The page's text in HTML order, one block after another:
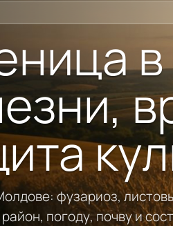
фузариоз,
погоду, почву и